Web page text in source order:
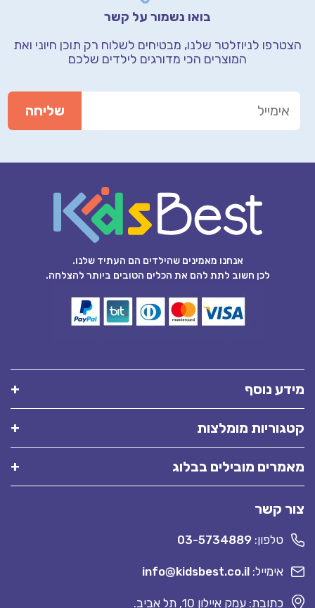
בואו נשמור על קשר
הצטרפו לניוזלטר שלנו, מבטיחים לשלוח רק תוכן חיוני ואת
המוצרים הכי מדורגים לילדים שלכם
אנחנו מאמינים שהילדים הם העתיד שלנו.
לכן חשוב לתת להם את הכלים הטובים ביותר להצלחה.
מידע נוסף
קטגוריות מומלצות
מאמרים מובילים בבלוג
צור קשר
טלפון: 03-5734889
אימייל: info@kidsbest.co.il
כתובת: עמק איילון 10, תל אביב.